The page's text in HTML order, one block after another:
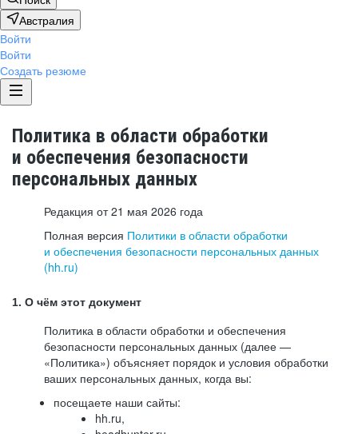
Австралия
Войти
Войти
Создать резюме
Политика в области обработки
и обеспечения безопасности
персональных данных
Редакция от 21 мая 2026 года
Полная версия Политики в области обработки
и обеспечения безопасности персональных данных
(hh.ru)
1. О чём этот документ
Политика в области обработки и обеспечения
безопасности персональных данных (далее —
«Политика») объясняет порядок и условия обработки
ваших персональных данных, когда вы:
посещаете наши сайты:
hh.ru,